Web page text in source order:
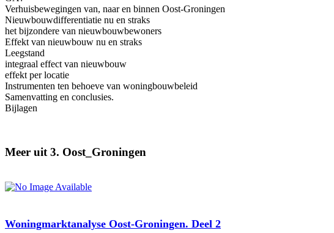
Verhuisbewegingen van, naar en binnen Oost-Groningen
Nieuwbouwdifferentiatie nu en straks
het bijzondere van nieuwbouwbewoners
Effekt van nieuwbouw nu en straks
Leegstand
integraal effect van nieuwbouw
effekt per locatie
Instrumenten ten behoeve van woningbouwbeleid
Samenvatting en conclusies.
Bijlagen
Meer uit 3. Oost_Groningen
Woningmarktanalyse Oost-Groningen. Deel 2